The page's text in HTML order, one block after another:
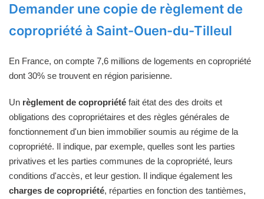
Demander une copie de règlement de
copropriété à Saint-Ouen-du-Tilleul
En France, on compte 7,6 millions de logements en copropriété
dont 30% se trouvent en région parisienne.
Un règlement de copropriété fait état des des droits et
obligations des copropriétaires et des règles générales de
fonctionnement d'un bien immobilier soumis au régime de la
copropriété. Il indique, par exemple, quelles sont les parties
privatives et les parties communes de la copropriété, leurs
conditions d'accès, et leur gestion. Il indique également les
charges de copropriété, réparties en fonction des tantièmes,